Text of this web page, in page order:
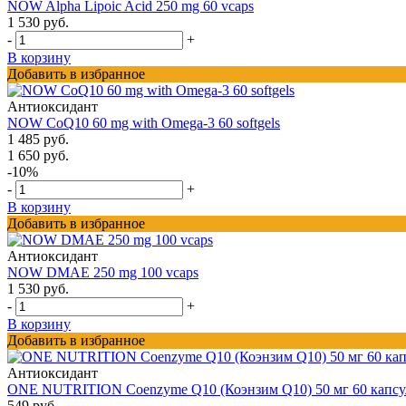
NOW Alpha Lipoic Acid 250 mg 60 vcaps
1 530 руб.
-
+
В корзину
Добавить в избранное
Антиоксидант
NOW CoQ10 60 mg with Omega-3 60 softgels
1 485 руб.
1 650 руб.
-10%
-
+
В корзину
Добавить в избранное
Антиоксидант
NOW DMAE 250 mg 100 vcaps
1 530 руб.
-
+
В корзину
Добавить в избранное
Антиоксидант
ONE NUTRITION Coenzyme Q10 (Коэнзим Q10) 50 мг 60